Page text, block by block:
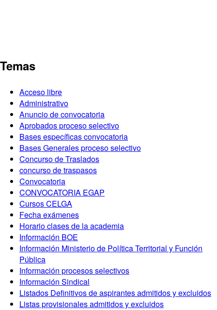
Temas
Acceso libre
Administrativo
Anuncio de convocatoria
Aprobados proceso selectivo
Bases específicas convocatoria
Bases Generales proceso selectivo
Concurso de Traslados
concurso de traspasos
Convocatoria
CONVOCATORIA EGAP
Cursos CELGA
Fecha exámenes
Horario clases de la academia
Información BOE
Información Ministerio de Política Territorial y Función
Pública
Información procesos selectivos
Información Sindical
Listados Definitivos de aspirantes admitidos y excluidos
Listas provisionales admitidos y excluidos